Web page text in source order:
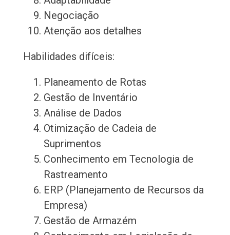
Negociação
Atenção aos detalhes
Habilidades difíceis:
Planeamento de Rotas
Gestão de Inventário
Análise de Dados
Otimização de Cadeia de
Suprimentos
Conhecimento em Tecnologia de
Rastreamento
ERP (Planejamento de Recursos da
Empresa)
Gestão de Armazém